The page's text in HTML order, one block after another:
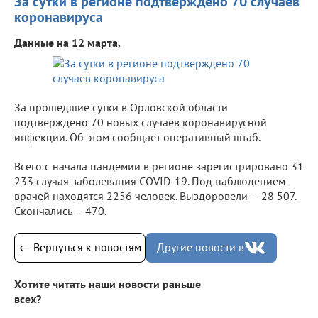
коронавируса
Данные на 12 марта.
За прошедшие сутки в Орловской области
подтверждено 70 новых случаев коронавирусной
инфекции. Об этом сообщает оперативный штаб.
Всего с начала пандемии в регионе зарегистрировано 31
233 случая заболевания COVID-19. Под наблюдением
врачей находятся 2256 человек. Выздоровели — 28 507.
Скончались — 470.
← Вернуться к новостям Другие новости в
Хотите читать наши новости раньше
всех?